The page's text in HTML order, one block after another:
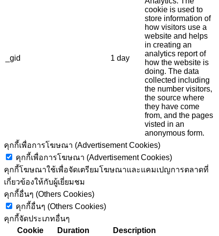
_gid 1 day
cookie is used to
store information of
how visitors use a
website and helps
in creating an
analytics report of
how the website is
doing. The data
collected including
the number visitors,
the source where
they have come
from, and the pages
visted in an
anonymous form.
คุกกี้เพื่อการโฆษณา (Advertisement Cookies)
คุกกี้เพื่อการโฆษณา (Advertisement Cookies)
คุกกี้โฆษณาใช้เพื่อจัดเตรียมโฆษณาและแคมเปญการตลาดที่
เกี่ยวข้องให้กับผู้เยี่ยมชม
คุกกี้อื่นๆ (Others Cookies)
คุกกี้อื่นๆ (Others Cookies)
คุกกี้จัดประเภทอื่นๆ
Cookie
Duration
Description